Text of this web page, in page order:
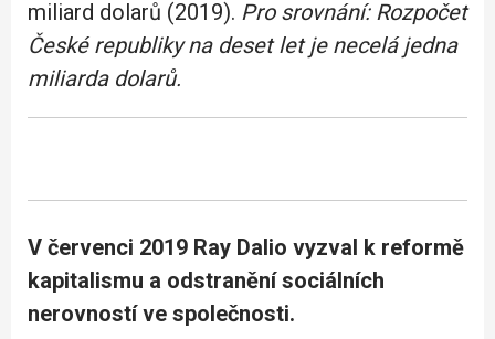
miliard dolarů (2019). Pro srovnání: Rozpočet
České republiky na deset let je necelá jedna
miliarda dolarů.
V červenci 2019 Ray Dalio vyzval k reformě
kapitalismu a odstranění sociálních
nerovností ve společnosti.